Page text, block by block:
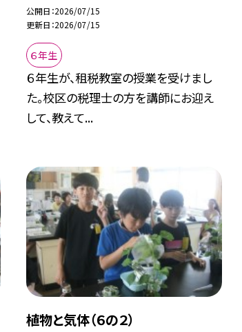
公開日 2026/07/15
更新日 2026/07/15
６年生
６年生が、租税教室の授業を受けまし
た。校区の税理士の方を講師にお迎え
して、教えて...
植物と気体（６の２）